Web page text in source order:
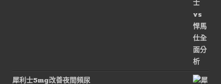
犀利士5mg改善夜間頻尿